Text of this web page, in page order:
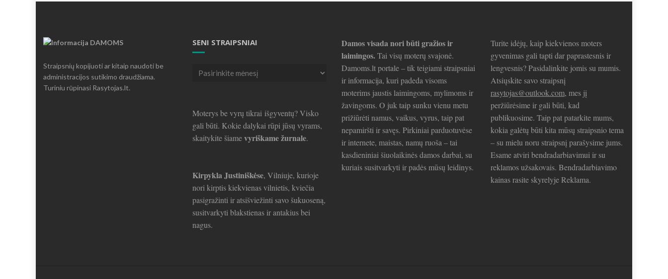
Straipsnių kopijuoti ar kitaip naudoti be
administracijos sutikimo draudžiama.
Turiniu rūpinasi Rasytojas.lt.
SENI STRAIPSNIAI
Seni
Moterys be vyrų tikrai išgyventų? Visko
gali būti. Kokie dalykai rūpi jūsų vyrams,
skaitykite šiamevyriškame žurnale.
Kirpykla Justiniškėse, Vilniuje, kurioje
nori kirptis kiekvienas vilnietis, kviečia
pasigražinti ir atsišviežinti savo šukuoseną,
susitvarkyti blakstienas ir antakius bei
nagus.
Damos visada nori būti gražios ir
laimingos.Tai visų moterų svajonė.
Damoms.lt portale – tik teigiami straipsniai
ir informacija, kuri padeda visoms
moterims jaustis laimingoms, mylimoms ir
žavingoms. O juk taip sunku vienu metu
prižiūrėti namus, vaikus, vyrus, taip pat
nepamiršti ir savęs. Pirkiniai parduotuvėse
ir internete, maistas, namų ruoša – tai
kasdieniniai šiuolaikinės damos darbai, su
kuriais susitvarkyti ir padės mūsų leidinys.
Turite idėjų, kaip kiekvienos moters
gyvenimas gali tapti dar paprastesnis ir
lengvesnis? Pasidalinkite jomis su mumis.
Atsiųskite savo straipsnį
rasytojas@outlook.com, mes jį
peržiūrėsime ir gali būti, kad
publikuosime. Taip pat patarkite mums,
kokia galėtų būti kita mūsų straipsnio tema
– su mielu noru straipsnį parašysime jums.
Esame atviri bendradarbiavimui ir su
reklamos užsakovais. Bendradarbiavimo
kainas rasite skyrelyje Reklama.